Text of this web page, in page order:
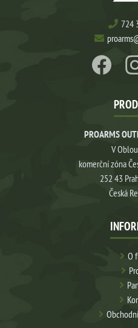
724
PROARMS
V
komerční zóna
252 43
Česká
O